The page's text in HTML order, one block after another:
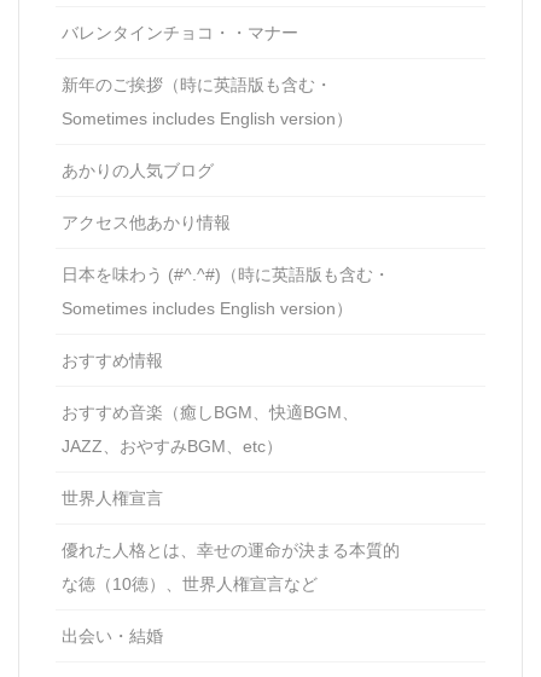
バレンタインチョコ・・マナー
新年のご挨拶（時に英語版も含む・
Sometimes includes English version）
あかりの人気ブログ
アクセス他あかり情報
日本を味わう (#^.^#)（時に英語版も含む・
Sometimes includes English version）
おすすめ情報
おすすめ音楽（癒しBGM、快適BGM、
JAZZ、おやすみBGM、etc）
世界人権宣言
優れた人格とは、幸せの運命が決まる本質的
な徳（10徳）、世界人権宣言など
出会い・結婚